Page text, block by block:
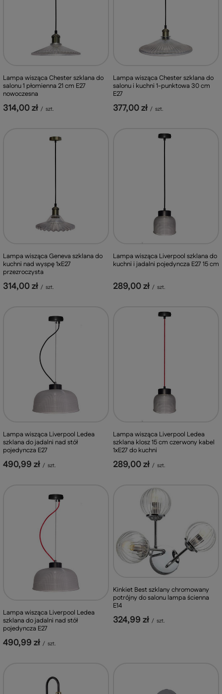
Lampa wisząca Chester szklana do
salonu 1 płomienna 21 cm E27
nowoczesna
314,00 zł / szt.
Lampa wisząca Chester szklana do
salonu i kuchni 1-punktowa 30 cm
E27
377,00 zł / szt.
Lampa wisząca Geneva szklana do
kuchni nad wyspę 1xE27
przezroczysta
314,00 zł / szt.
Lampa wisząca Liverpool szklana do
kuchni i jadalni pojedyncza E27 15 cm
289,00 zł / szt.
Lampa wisząca Liverpool Ledea
szklana do jadalni nad stół
pojedyncza E27
490,99 zł / szt.
Lampa wisząca Liverpool Ledea
szklana klosz 15 cm czerwony kabel
1xE27 do kuchni
289,00 zł / szt.
Lampa wisząca Liverpool Ledea
szklana do jadalni nad stół
pojedyncza E27
490,99 zł / szt.
Kinkiet Best szklany chromowany
potrójny do salonu lampa ścienna
E14
324,99 zł / szt.